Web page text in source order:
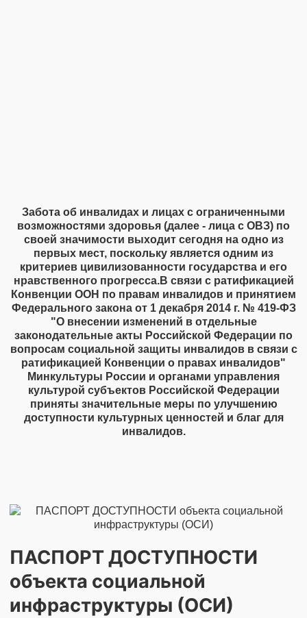
Забота об инвалидах и лицах с ограниченными
возможностями здоровья (далее - лица с ОВЗ) по
своей значимости выходит сегодня на одно из
первых мест, поскольку является одним из
критериев цивилизованности государства и его
нравственного прогресса.В связи с ратификацией
Конвенции ООН по правам инвалидов и принятием
Федерального закона от 1 декабря 2014 г. № 419-ФЗ
"О внесении изменений в отдельные
законодательные акты Российской Федерации по
вопросам социальной защиты инвалидов в связи с
ратификацией Конвенции о правах инвалидов"
Минкультуры России и органами управления
культурой субъектов Российской Федерации
приняты значительные меры по улучшению
доступности культурных ценностей и благ для
инвалидов.
ПАСПОРТ ДОСТУПНОСТИ
объекта социальной
инфраструктуры (ОСИ)